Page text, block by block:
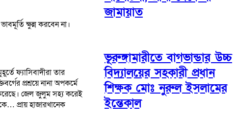
ক্ষুন্ন করবেন না।
ফ্যাসিবাদীরা তার
প্রশ্রয়ে নানা অপকর্মে
করেছে। জেল জুলুম সহ্য করেই
প্রায় হাজারখানেক
জামায়াত
ভূরুঙ্গামারীতে বাগভান্ডার উচ্চ
বিদ্যালয়ের সহকারী প্রধান
শিক্ষক মোঃ নুরুল ইসলামের
ইন্তেকাল